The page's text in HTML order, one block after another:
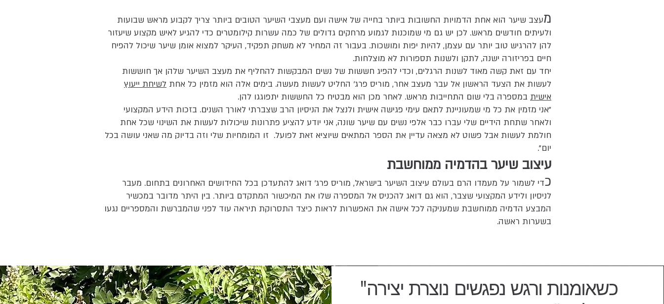
מעצב שיער הוא אחת הדמויות החשובות ביותר בחייה של אישה ועם מעצבי השיער הטובים ביותר צריך לקבוע מראש שבועות
ולעיתים חודשים מראש. לכן יש גם מי שמוכנות לגמוע מרחקים גדולים של כמה עשרות קילומטרים כדי להגיע לאיש מקצוע שיעזור
להן להרגיש טוב יותר עם עצמן, להיות יפות ומושכות. בעבור זה המחיר לא משחק תפקיד, העיקר למצוא אומן שיער שיכול להפיח
חיים בפריזורה ישנה, לתקן ולשנות תספורות לא מוצלחות.
יחד עם זאת קשה מאוד לשנות הרגלים, וכדי להפיג חששות של נשים המבקשות להחליף את מעצב השיער שלהן אך חוששות
לעשות את הצעד הראשון אל עבר מעצב אחר, מוריס פרג' החליט לעשות מעשה. בימים אלה הוא מזמין כל אחת לשיחת ייעוץ
אישית במספרה בלי שום התחייבות מראש. לאחר מכן הוא מבטיח כל החששות יתפוגגו להן.
"אני מזמין את כל מי שמעוניינת לתאם עימי פגישה אישית ולנצל את הניסיון הרב שצברתי לאורך השנים. בזכות הידע המקצועי
ולאחר שתחת הידיים שלי עברו כבר אלפי נשים עם שיער שונה, אני יודע להציע פתרונות שיכולות לעשות את השינוי שכל אחת
חולמת לעשות אבל פשוט לא מצאה עדיין את הספר המתאים שיוציא זאת לפועל. זו המומחיות שלי וזה בדיוק מה שאני עושה בכל
יום".
עיצוב שיער בהדמיה ממוחשבת
כדי לשמור על מעמדו הרם בעולם עיצוב השיער בישראל, מוריס פרג' דואג להתעדכן בכל החידושים האחרונים בתחום. מעבר
לניסיון ולידע המקצועי שצבר, הוא גם דואג להכניס אל המספרה שלו את המיכשור המתקדם ביותר. בין היתר מדובר במכשיר
המבצע הדמיה ממוחשבת שמעניקה לכל אישה את האפשרות לראות כיצד התסרוקת תיראה עוד לפני שהמברשת והמספריים נגעו
בשערות ראשה.
"כשאומנות ורגש נפגשים נוצרת יצירה